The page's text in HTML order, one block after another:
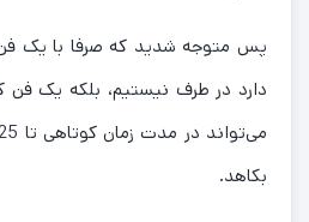
پس متوجه شدید که صرفا با یک فن
دارد در طرف نیستیم، بلکه یک فن
بکاهد.